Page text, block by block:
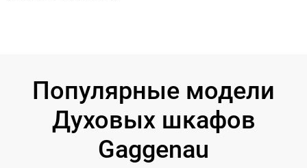
Популярные модели
Духовых шкафов
Gaggenau